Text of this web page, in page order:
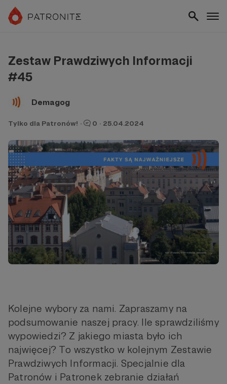
Zestaw Prawdziwych Informacji
#45
Demagog
Tylko dla Patronów! · 0 · 25.04.2024
Kolejne wybory za nami. Zapraszamy na
podsumowanie naszej pracy. Ile sprawdziliśmy
wypowiedzi? Z jakiego miasta było ich
najwięcej? To wszystko w kolejnym Zestawie
Prawdziwych Informacji. Specjalnie dla
Patronów i Patronek zebranie działań